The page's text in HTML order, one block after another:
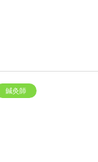
鍼灸師